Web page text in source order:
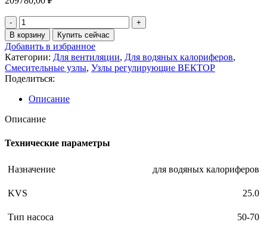
В корзину Купить сейчас
Добавить в избранное
Категории: Для вентиляции, Для водяных калориферов,
Смесительные узлы, Узлы регулирующие ВЕКТОР
Поделиться:
Описание
Описание
Технические параметры
Назначение для водяных калориферов
KVS 25.0
Тип насоса 50-70